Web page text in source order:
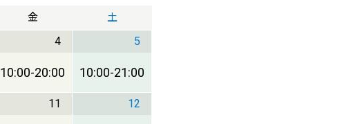
金 土
4
10:00-20:00
5
10:00-21:00
11 12